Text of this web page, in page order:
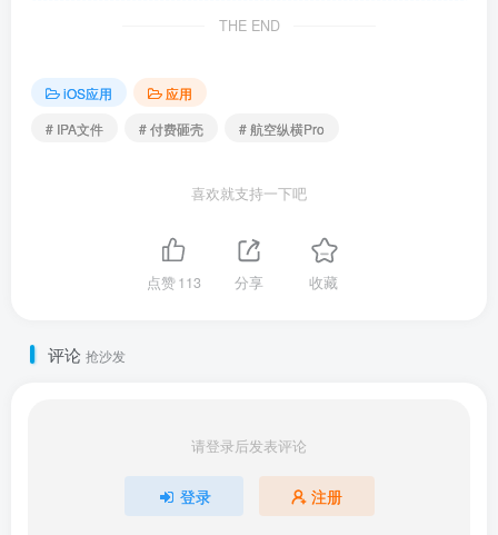
THE END
iOS应用
应用
# IPA文件
# 付费砸壳 # 航空纵横Pro
喜欢就支持一下吧
点赞113 分享 收藏
评论 抢沙发
请登录后发表评论
登录 注册